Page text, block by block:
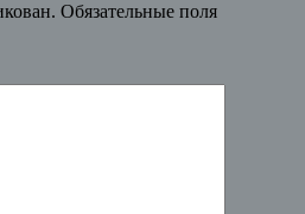
Обязательные поля